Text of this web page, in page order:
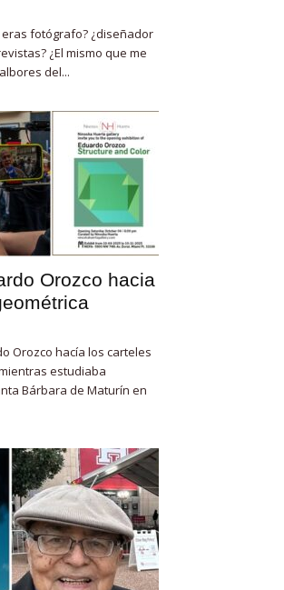
eras fotógrafo? ¿diseñador
¿El mismo que me
del...
Orozco hacia
Orozco hacía los carteles
estudiaba
Bárbara de Maturín en